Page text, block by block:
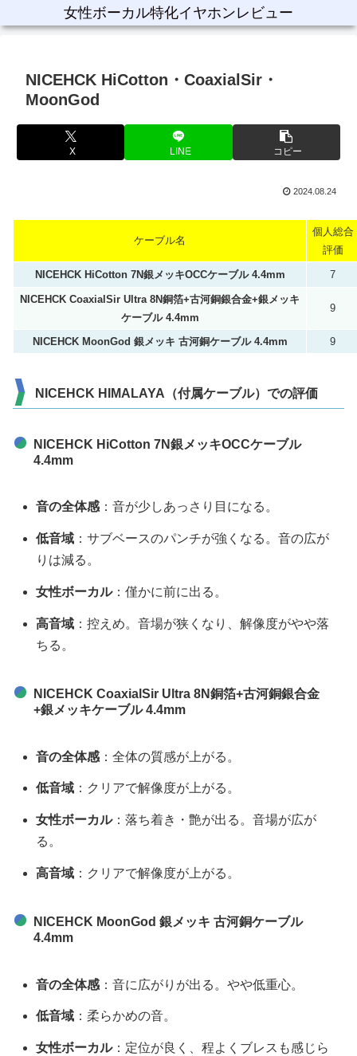
女性ボーカル特化イヤホンレビュー
NICEHCK HiCotton・CoaxialSir・
MoonGod
X LINE コピー
2024.08.24
ケーブル名
個人総合
評価
NICEHCK HiCotton 7N銀メッキOCCケーブル 4.4mm 7
NICEHCK CoaxialSir Ultra 8N銅箔+古河銅銀合金+銀メッキ
ケーブル 4.4mm
9
NICEHCK MoonGod 銀メッキ 古河銅ケーブル 4.4mm 9
NICEHCK HIMALAYA（付属ケーブル）での評価
NICEHCK HiCotton 7N銀メッキOCCケーブル
4.4mm
音の全体感：音が少しあっさり目になる。
低音域 ：サブベースのパンチが強くなる。音の広が
りは減る。
女性ボーカル：僅かに前に出る。
高音域 ：控えめ。音場が狭くなり、解像度がやや落
ちる。
NICEHCK CoaxialSir Ultra 8N銅箔+古河銅銀合金
+銀メッキケーブル 4.4mm
音の全体感 ：全体の質感が上がる。
低音域 ：クリアで解像度が上がる。
女性ボーカル：落ち着き・艶が出る。音場が広が
る。
高音域 ：クリアで解像度が上がる。
NICEHCK MoonGod 銀メッキ 古河銅ケーブル
4.4mm
音の全体感 ：音に広がりが出る。やや低重心。
低音域 ：柔らかめの音。
女性ボーカル：定位が良く、程よくブレスも感じら